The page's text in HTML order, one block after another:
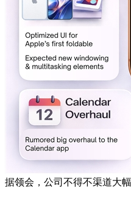
据领会，公司不得不渠道大